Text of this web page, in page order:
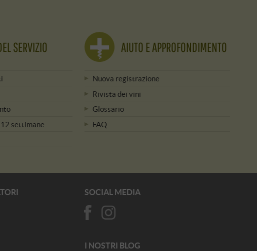
SERVIZIO
settimane
AIUTO E APPROFONDIMENTO
Nuova registrazione
Rivista dei vini
Glossario
FAQ
SOCIAL MEDIA
I NOSTRI BLOG